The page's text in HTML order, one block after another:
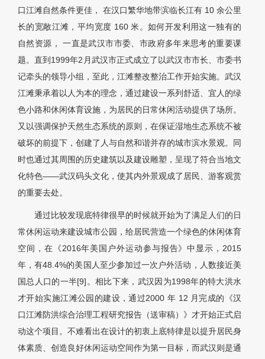
口江滩自然条件更佳， 在汉口繁华地带滨临长江有 10 余公里
长的宽敞江滩，平均宽度 160 米。如何开发利用这一独有的
自然资源， 一直是武汉市市委、市政府多年来思考的重要课
题。直到1999年2月武汉市正式成立了以武汉市市长、市委书
记牵头的领导小组，至此，江滩整改整治工作开始实施。武汉
江滩秉承着以人为本的理念，通过建设一系列舒适、宜人的绿
色小路和休闲体育设施，为居民的日常休闲活动提供了场所。
又以强调保护天然生态系统的原则，在保证湿地生态系统不被
破坏的前提下，创建了人与自然和谐并存的城市滨水景观。同
时也通过其周围的历史建筑以及建设雕塑，呈现了符合当地文
化特色——武汉码头文化，使其内外景观成了居民、游客观赏
的重要去处。
通过比较发现底特律很早的时候就开始为了满足人们的日
常休闲运动来建设城市公园，给居民营造一个绿色的休闲体育
空间，在《2016年美国户外运动参与报告》中显示，2015
年，有48.4%的美国人至少参加过一次户外活动，人数接近美
国总人口的一半[9]。相比下来，武汉因为1998年的特大洪水
才开始实施江滩公园的建设，通过2000 年 12 月完成的《汉
口江滩防洪综合治理工程研究报告（送审稿）》才开始正式启
动这个项目。不难看出在设计的初衷上底特律是以提升居民身
体素质、创造良好休闲运动空间作为第一目标，而武汉则是通